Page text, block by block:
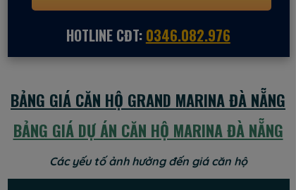
HOTLINE CĐT: 0346.082.976
BẢNG GIÁ DỰ ÁN CĂN HỘ MARINA ĐÀ NẴNG
BẢNG GIÁ CĂN HỘ GRAND MARINA ĐÀ NẴNG
Các yếu tố ảnh hưởng đến giá căn hộ